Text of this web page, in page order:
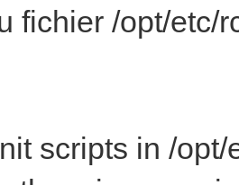
fichier /opt/etc/
scripts in /opt/